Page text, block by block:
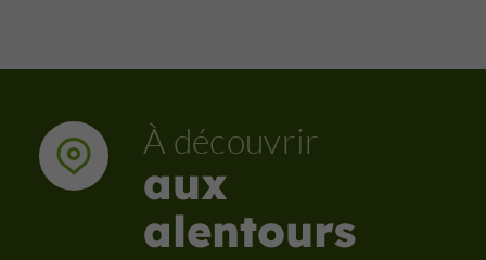
À découvrir
aux
alentours